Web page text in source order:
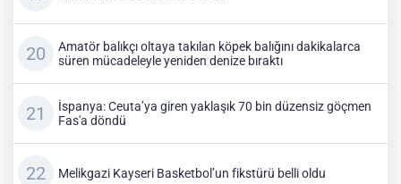
Amatör balıkçı oltaya takılan köpek balığını dakikalarca
süren mücadeleyle yeniden denize bıraktı
İspanya: Ceuta’ya giren yaklaşık 70 bin düzensiz göçmen
Fas'a döndü
Melikgazi Kayseri Basketbol’un fikstürü belli oldu